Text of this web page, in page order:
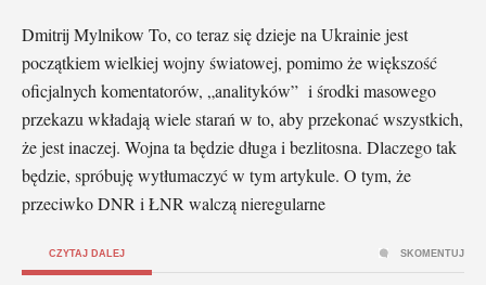
Dmitrij Mylnikow To, co teraz się dzieje na Ukrainie jest
początkiem wielkiej wojny światowej, pomimo że większość
oficjalnych komentatorów, „analityków” i środki masowego
przekazu wkładają wiele starań w to, aby przekonać wszystkich,
że jest inaczej. Wojna ta będzie długa i bezlitosna. Dlaczego tak
będzie, spróbuję wytłumaczyć w tym artykule. O tym, że
przeciwko DNR i ŁNR walczą nieregularne
CZYTAJ DALEJ SKOMENTUJ